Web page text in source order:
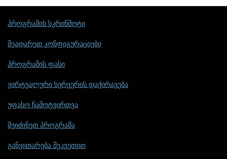
პროგრამის სკრინშოტი
შეადარეთ კონფიგურაციები
პროგრამის ფასი
ვირტუალური სერვერის დაქირავება
უფასო ჩამოტვირთვა
შეიძინეთ პროგრამა
განვითარება შეკვეთით